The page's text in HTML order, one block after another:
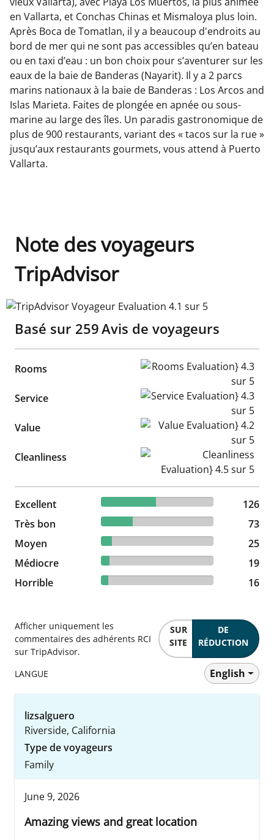
en Vallarta, et Conchas Chinas et Mismaloya plus loin.
Après Boca de Tomatlan, il y a beaucoup d'endroits au
bord de mer qui ne sont pas accessibles qu’en bateau
ou en taxi d’eau : un bon choix pour s’aventurer sur les
eaux de la baie de Banderas (Nayarit). Il y a 2 parcs
marins nationaux à la baie de Banderas : Los Arcos and
Islas Marieta. Faites de plongée en apnée ou sous-
marine au large des îles. Un paradis gastronomique de
plus de 900 restaurants, variant des « tacos sur la rue »
jusqu’aux restaurants gourmets, vous attend à Puerto
Vallarta.
Note des voyageurs
TripAdvisor
TripAdvisor Voyageur Evaluation 4.1 sur 5
Basé sur 259Avis de voyageurs
Rooms Rooms Evaluation} 4.3 sur 5
Service Service Evaluation} 4.3 sur 5
Value Value Evaluation} 4.2 sur 5
Cleanliness Cleanliness Evaluation} 4.5
Excellent 48.65% reviewed Excellent
126 reviews
126
Très bon
28.19% reviewed Très bon
73 reviews
73
Moyen
9.65% reviewed Moyen
25 reviews
25
Médiocre
7.34% reviewed Médiocre
19 reviews
19
Horrible
6.18% reviewed Horrible
16 reviews 16
Afficher uniquement les
commentaires des adhérents RCI
sur TripAdvisor.
SUR
SITE
DE
RÉDUCTION
LANGUE English
lizsalguero
Riverside, California
Type de voyageurs
Family
June 9, 2026
Amazing views and great location